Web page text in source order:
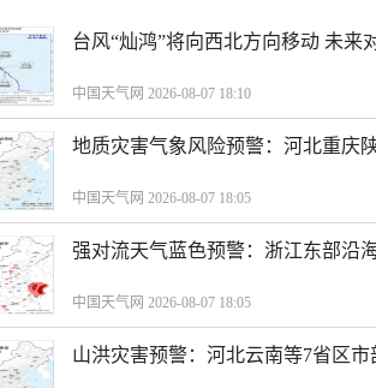
台风“灿鸿”将向西北方向移动 未来
中国天气网 2026-08-07 18:10
地质灾害气象风险预警：河北重庆
中国天气网 2026-08-07 18:05
强对流天气蓝色预警：浙江东部沿
中国天气网 2026-08-07 18:05
山洪灾害预警：河北云南等7省区